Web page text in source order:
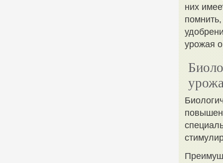
них
урожая